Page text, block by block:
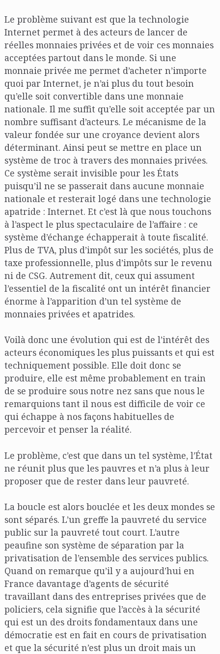
Le problème suivant est que la technologie
Internet permet à des acteurs de lancer de
réelles monnaies privées et de voir ces monnaies
acceptées partout dans le monde. Si une
monnaie privée me permet d’acheter n’importe
quoi par Internet, je n’ai plus du tout besoin
qu’elle soit convertible dans une monnaie
nationale. Il me suffit qu’elle soit acceptée par un
nombre suffisant d’acteurs. Le mécanisme de la
valeur fondée sur une croyance devient alors
déterminant. Ainsi peut se mettre en place un
système de troc à travers des monnaies privées.
Ce système serait invisible pour les États
puisqu’il ne se passerait dans aucune monnaie
nationale et resterait logé dans une technologie
apatride : Internet. Et c’est là que nous touchons
à l’aspect le plus spectaculaire de l’affaire : ce
système d’échange échapperait à toute fiscalité.
Plus de TVA, plus d’impôt sur les sociétés, plus de
taxe professionnelle, plus d’impôts sur le revenu
ni de CSG. Autrement dit, ceux qui assument
l’essentiel de la fiscalité ont un intérêt financier
énorme à l’apparition d’un tel système de
monnaies privées et apatrides.
Voilà donc une évolution qui est de l’intérêt des
acteurs économiques les plus puissants et qui est
techniquement possible. Elle doit donc se
produire, elle est même probablement en train
de se produire sous notre nez sans que nous le
remarquions tant il nous est difficile de voir ce
qui échappe à nos façons habituelles de
percevoir et penser la réalité.
Le problème, c’est que dans un tel système, l’État
ne réunit plus que les pauvres et n’a plus à leur
proposer que de rester dans leur pauvreté.
La boucle est alors bouclée et les deux mondes se
sont séparés. L’un greffe la pauvreté du service
public sur la pauvreté tout court. L’autre
peaufine son système de séparation par la
privatisation de l’ensemble des services publics.
Quand on remarque qu’il y a aujourd’hui en
France davantage d’agents de sécurité
travaillant dans des entreprises privées que de
policiers, cela signifie que l’accès à la sécurité
qui est un des droits fondamentaux dans une
démocratie est en fait en cours de privatisation
et que la sécurité n’est plus un droit mais un